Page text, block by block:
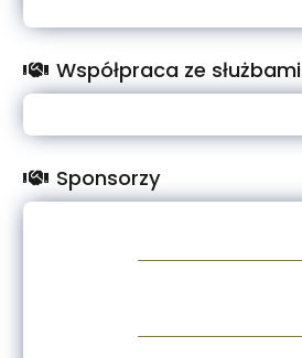
Współpraca ze służbami
Sponsorzy